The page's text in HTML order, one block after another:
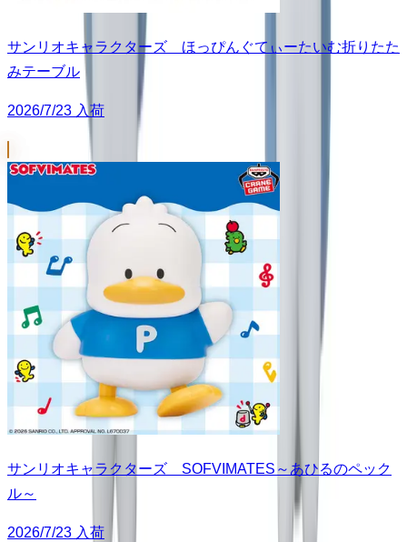
サンリオキャラクターズ ほっぴんぐてぃーたいむ折りたた
みテーブル
2026/7/23 入荷
サンリオキャラクターズ SOFVIMATES～あひるのペック
ル～
2026/7/23 入荷